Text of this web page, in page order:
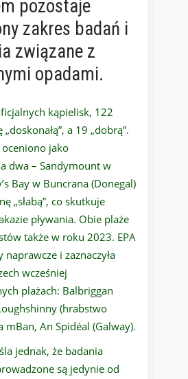
pozostaje
zakres badań i
związane z
opadami.
kąpielisk, 122
„doskonałą”, a 19 „dobrą”.
oceniono jako
a dwa – Sandymount w
Bay w Buncrana (Donegal)
„słabą”, co skutkuje
pływania. Obie plaże
także w roku 2023. EPA
naprawcze i zaznaczyła
wcześniej
plażach: Balbriggan
(hrabstwo
mBan, An Spidéal (Galway).
jednak, że badania
są jedynie od